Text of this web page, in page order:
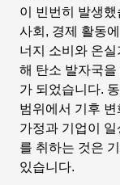
이 빈번히 발생
사회, 경제 활동
너지 소비와 온
해 탄소 발자국을
가 되었습니다.
범위에서 기후
가정과 기업이
를 취하는 것은
있습니다.